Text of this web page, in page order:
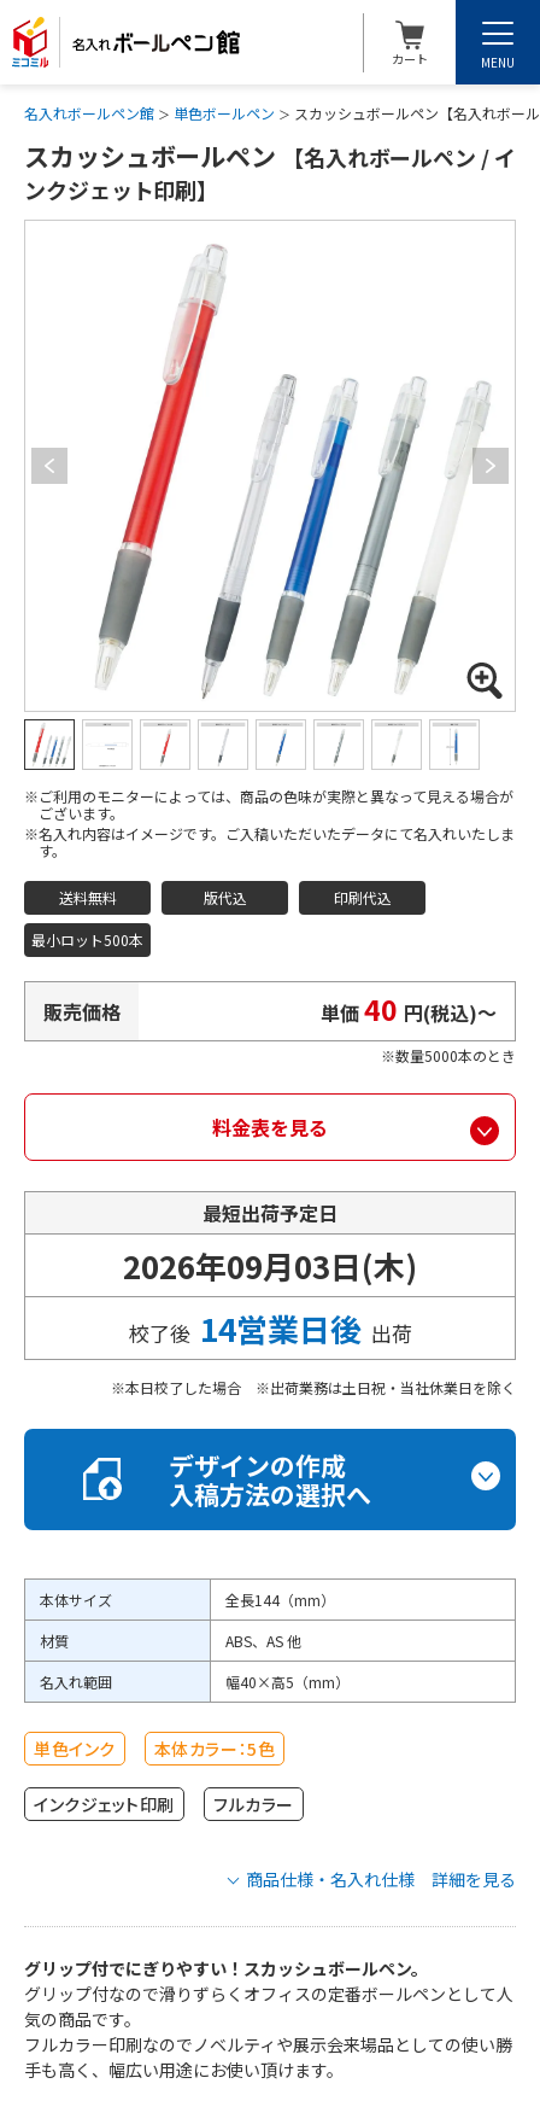
カート MENU
名入れボールペン館 単色ボールペン スカッシュボールペン【名入れボー
スカッシュボールペン
【名入れボールペン / イ
ンクジェット印刷】
ご利用のモニターによっては、商品の色味が実際と異なって見える場合が
ございます。
名入れ内容はイメージです。ご入稿いただいたデータにて名入れいたしま
す。
送料無料 版代込 印刷代込
最小ロット500本
販売価格 単価40 円(税込)〜
数量5000本のとき
料金表を見る
最短出荷予定日
2026年09月03日(木)
校了後 14営業日後 出荷
本日校了した場合 ※出荷業務は土日祝・当社休業日を除く
デザインの作成
入稿方法の選択へ
本体サイズ
全長144（mm）
材質
ABS、AS 他
名入れ範囲
幅40×高5（mm）
単色インク 本体カラー：5色
インクジェット印刷 フルカラー
商品仕様・名入れ仕様 詳細を見る
品番
TS-1449-002
TS-1449-006
TS-1449-011
TS-1449-044
グリップ付でにぎりやすい！スカッシュボールペン。
グリップ付なので滑りずらくオフィスの定番ボールペンとして人
気の商品です。
フルカラー印刷なのでノベルティや展示会来場品としての使い勝
手も高く、幅広い用途にお使い頂けます。